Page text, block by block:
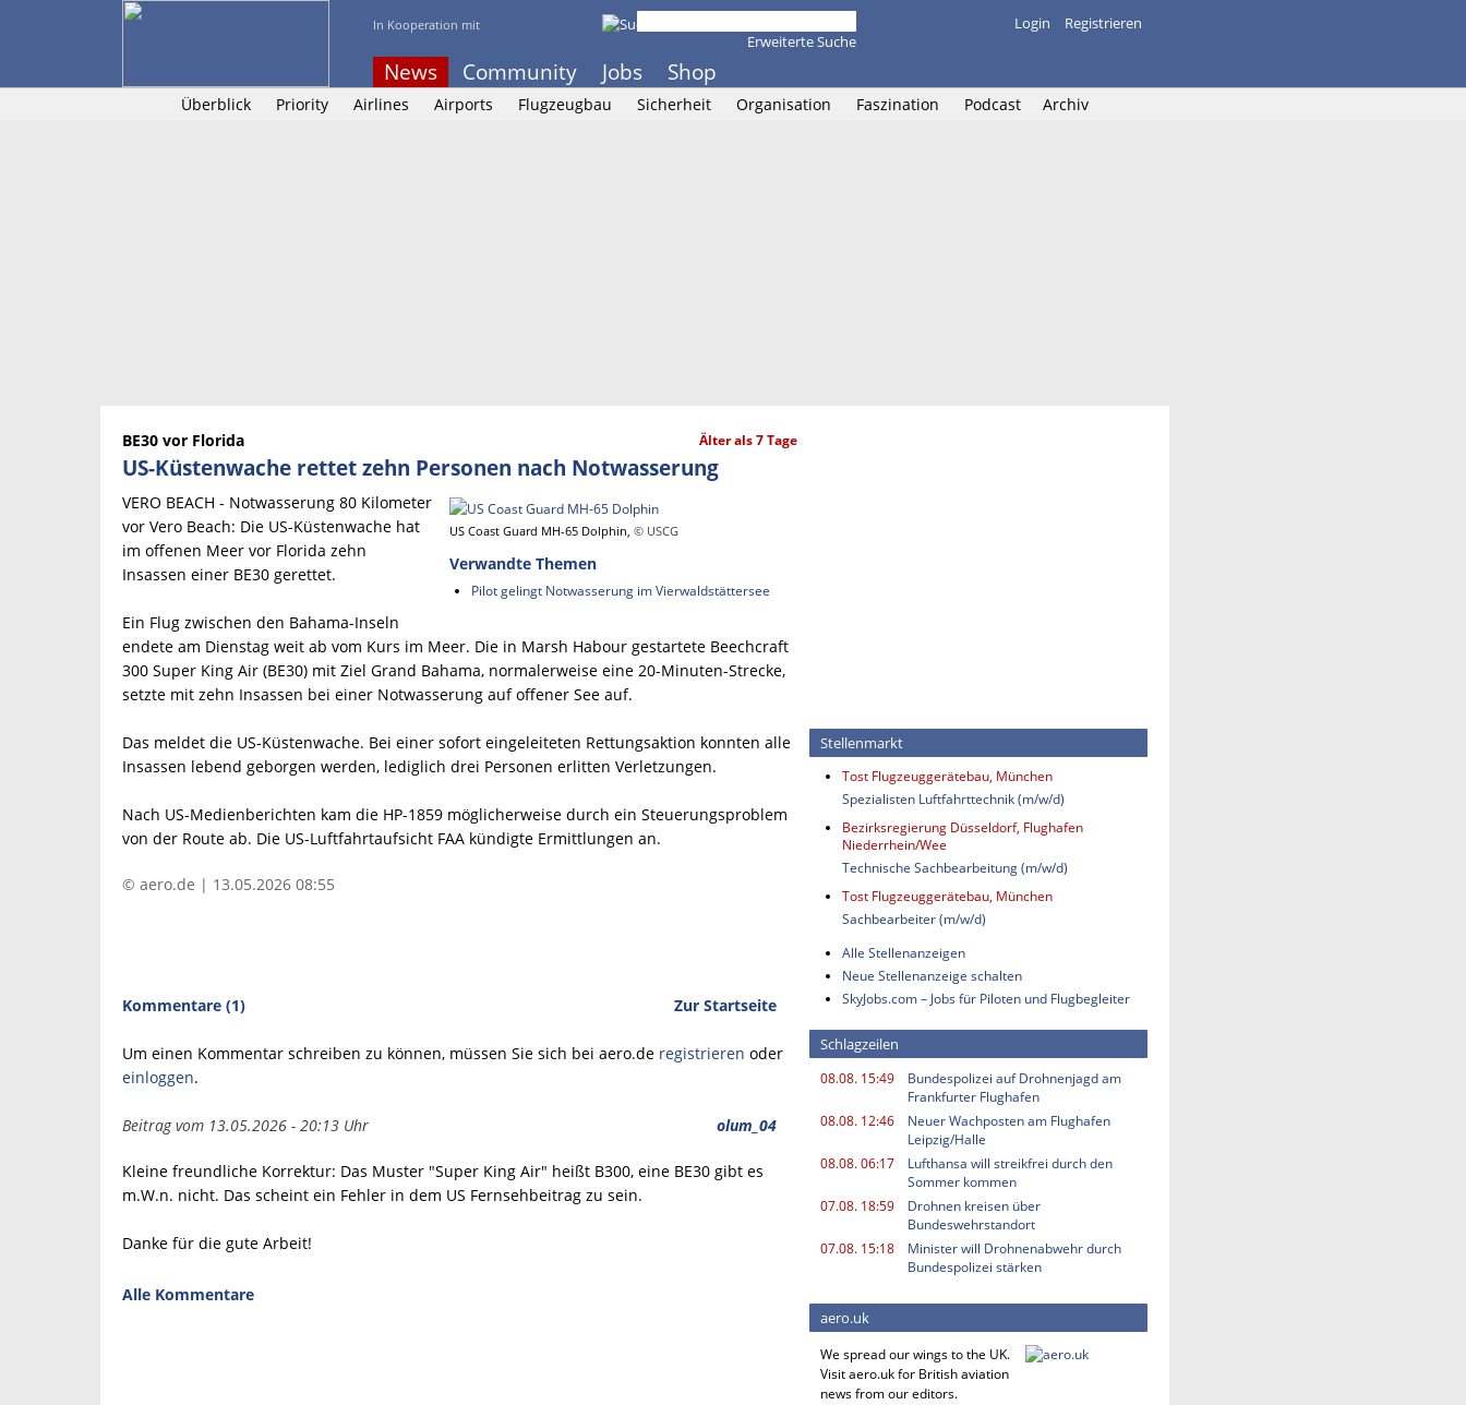
In Kooperation mit
News Community Jobs Shop
Erweiterte Suche
Login Registrieren
Überblick Priority Airlines Airports Flugzeugbau Sicherheit Organisation Faszination Podcast Archiv
BE30 vor Florida Älter als 7 Tage
US-Küstenwache rettet zehn Personen nach Notwasserung
US Coast Guard MH-65 Dolphin, © USCG
Verwandte Themen
Pilot gelingt Notwasserung im Vierwaldstättersee
VERO BEACH - Notwasserung 80 Kilometer
vor Vero Beach: Die US-Küstenwache hat
im offenen Meer vor Florida zehn
Insassen einer BE30 gerettet.
Ein Flug zwischen den Bahama-Inseln
endete am Dienstag weit ab vom Kurs im Meer. Die in Marsh Habour gestartete Beechcraft
300 Super King Air (BE30) mit Ziel Grand Bahama, normalerweise eine 20-Minuten-Strecke,
setzte mit zehn Insassen bei einer Notwasserung auf offener See auf.
Das meldet die US-Küstenwache. Bei einer sofort eingeleiteten Rettungsaktion konnten alle
Insassen lebend geborgen werden, lediglich drei Personen erlitten Verletzungen.
Nach US-Medienberichten kam die HP-1859 möglicherweise durch ein Steuerungsproblem
von der Route ab. Die US-Luftfahrtaufsicht FAA kündigte Ermittlungen an.
© aero.de | 13.05.2026 08:55
Kommentare (1) Zur Startseite
Um einen Kommentar schreiben zu können, müssen Sie sich bei aero.de registrieren oder
einloggen.
Beitrag vom 13.05.2026 - 20:13 Uhr olum_04
Kleine freundliche Korrektur: Das Muster "Super King Air" heißt B300, eine BE30 gibt es
m.W.n. nicht. Das scheint ein Fehler in dem US Fernsehbeitrag zu sein.
Danke für die gute Arbeit!
Alle Kommentare
Stellenmarkt
Tost Flugzeuggerätebau, München
Spezialisten Luftfahrttechnik (m/w/d)
Bezirksregierung Düsseldorf, Flughafen
Niederrhein/Wee
Technische Sachbearbeitung (m/w/d)
Tost Flugzeuggerätebau, München
Sachbearbeiter (m/w/d)
Alle Stellenanzeigen
Neue Stellenanzeige schalten
SkyJobs.com – Jobs für Piloten und Flugbegleiter
Schlagzeilen
08.08. 15:49
Bundespolizei auf Drohnenjagd am
Frankfurter Flughafen
08.08. 12:46
Neuer Wachposten am Flughafen
Leipzig/Halle
08.08. 06:17
Lufthansa will streikfrei durch den
Sommer kommen
07.08. 18:59
Drohnen kreisen über
Bundeswehrstandort
07.08. 15:18
Minister will Drohnenabwehr durch
Bundespolizei stärken
aero.uk
We spread our wings to the UK.
Visit aero.uk for British aviation
news from our editors.